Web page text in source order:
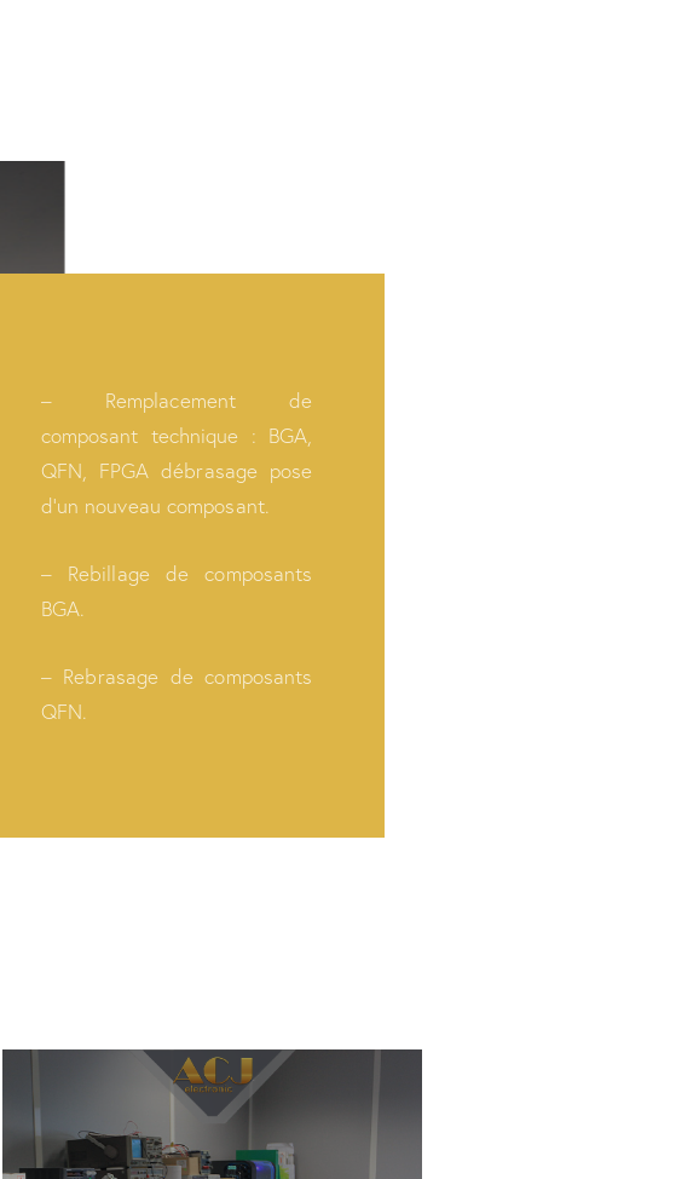
– Remplacement de
composant technique : BGA,
QFN, FPGA débrasage pose
d’un nouveau composant.
– Rebillage de composants
BGA.
– Rebrasage de composants
QFN.